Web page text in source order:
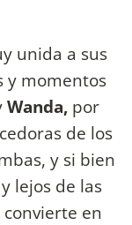
unida a sus
y momentos
Wanda, por
de los
y si bien
lejos de las
en